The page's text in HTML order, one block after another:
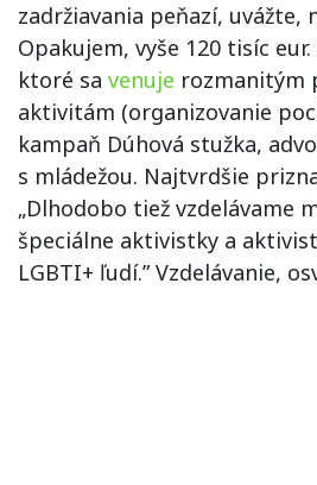
zadržiavania peňazí, uvážte,
Opakujem, vyše 120 tisíc
ktoré sa venuje rozmanitým
aktivitám (organizovanie
kampaň Dúhová stužka,
s mládežou. Najtvrdšie
„Dlhodobo tiež vzdelávame
špeciálne aktivistky a
LGBTI+ ľudí.” Vzdelávanie,